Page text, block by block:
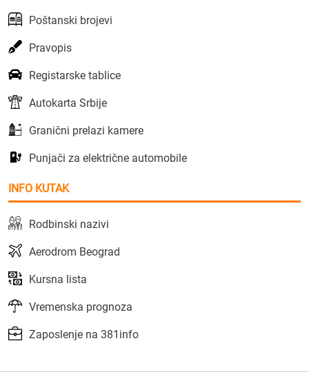
Poštanski brojevi
Pravopis
Registarske tablice
Autokarta Srbije
Granični prelazi kamere
Punjači za električne automobile
INFO KUTAK
Rodbinski nazivi
Aerodrom Beograd
Kursna lista
Vremenska prognoza
Zaposlenje na 381info